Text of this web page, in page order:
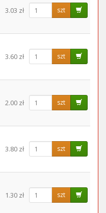
3.03 zł szt
3.60 zł szt
2.00 zł szt
3.80 zł szt
1.30 zł szt